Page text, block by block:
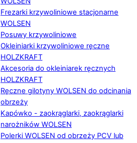
Frezarki krzywoliniowe stacjonarne
WOLSEN
Posuwy krzywoliniowe
Okleiniarki krzywoliniowe ręczne
HOLZKRAFT
Akcesoria do okleiniarek ręcznych
HOLZKRAFT
Ręczne gilotyny WOLSEN do odcinania
obrzeży
Kapówko - zaokrąglarki, zaokrąglarki
narożników WOLSEN
Polerki WOLSEN od obrzeży PCV lub